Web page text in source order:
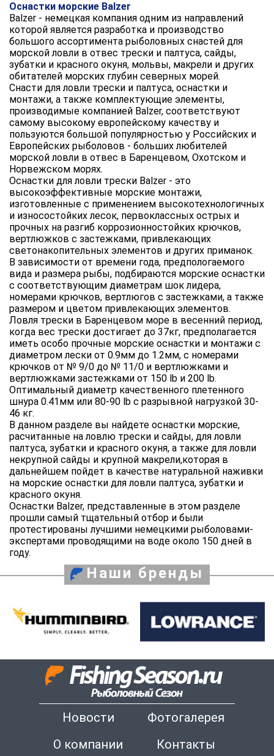
Оснастки морские Balzer
Balzer - немецкая компания одним из направлений
которой является разработка и производство
большого ассортимента рыболовных снастей для
морской ловли в отвес трески и палтуса, сайды,
зубатки и красного окуня, мольвы, макрели и других
обитателей морских глубин северных морей.
Снасти для ловли трески и палтуса, оснастки и
монтажи, а также комплектующие элементы,
производимые компанией Balzer, соответствуют
самому высокому европейскому качеству и
пользуются большой популярностью у Российских и
Европейских рыболовов - больших любителей
морской ловли в отвес в Баренцевом, Охотском и
Норвежском морях.
Оснастки для ловли трески Balzer - это
высокоэффективные морские монтажи,
изготовленные с применением высокотехнологичных
и износостойких лесок, первоклассных острых и
прочных на разгиб коррозионностойких крючков,
вертлюжков с застежками, привлекающих
светонакопительных элементов и других приманок.
В зависимости от времени года, предпологаемого
вида и размера рыбы, подбираются морские оснастки
с соответствующим диаметрам шок лидера,
номерами крючков, вертлюгов с застежками, а также
размером и цветом привлекающих элементов.
Ловля трески в Баренцевом море в весенний период,
когда вес трески достигает до 37кг, предполагается
иметь особо прочные морские оснастки и монтажи с
диаметром лески от 0.9мм до 1.2мм, с номерами
крючков от № 9/0 до № 11/0 и вертлюжками и
вертлюжками застежками от 150 lb и 200 lb.
Оптимальный диаметр качественного плетенного
шнура 0.41мм или 80-90 lb с разрывной нагрузкой 30-
46 кг.
В данном разделе вы найдете оснастки морские,
расчитанные на ловлю трески и сайды, для ловли
палтуса, зубатки и красного окуня, а также для ловли
некрупной сайды и крупной макрели,которая в
дальнейшем пойдет в качестве натуральной наживки
на морские оснастки для ловли палтуса, зубатки и
красного окуня.
Оснастки Balzer, представленные в этом разделе
прошли самый тщательный отбор и были
протестированы лучшими немецкими рыболовами-
экспертами проводящими на воде около 150 дней в
году.
Наши бренды
Новости
Фотогалерея
О компании
Контакты